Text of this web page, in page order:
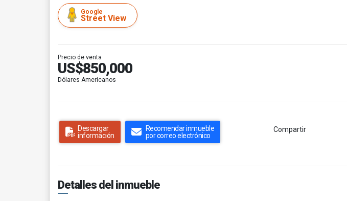
Google
Street View
Precio de venta
US$850,000
Dólares Americanos
Descargar
información
Recomendar inmueble
por correo electrónico
Compartir
Detalles del inmueble